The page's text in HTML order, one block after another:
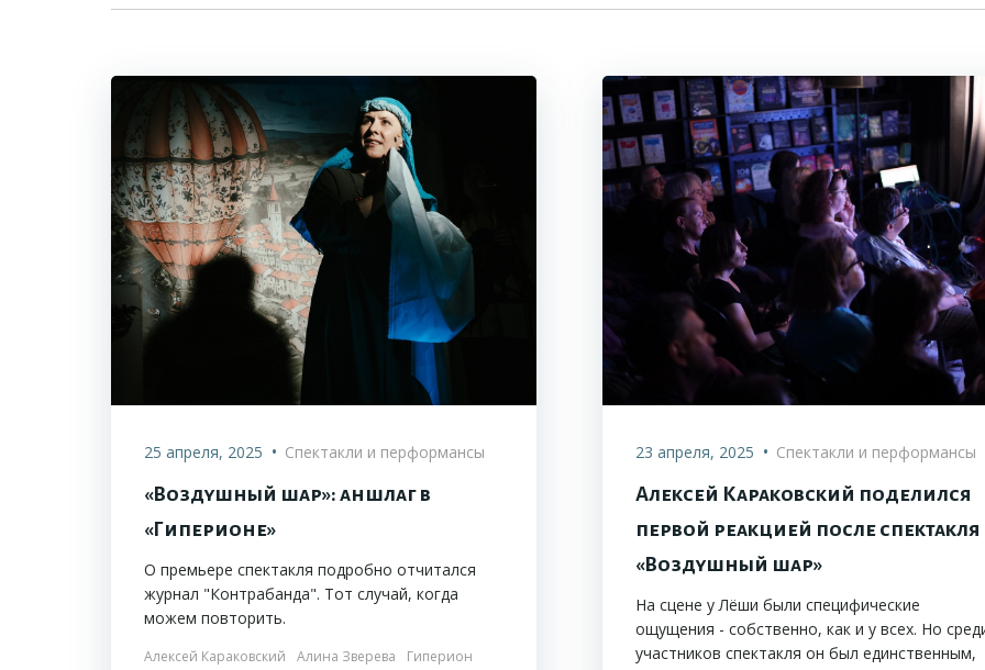
25 апреля, 2025 • Спектакли и перформансы
«Воздушный шар»: аншлаг в
«Гиперионе»
О премьере спектакля подробно отчитался
журнал "Контрабанда". Тот случай, когда
можем повторить.
Алексей Караковский Алина Зверева Гиперион
23 апреля, 2025 • Спектакли и перформансы
Алексей Караковский поделился
первой реакцией после спектакля
«Воздушный шар»
На сцене у Лёши были специфические
ощущения - собственно, как и у всех. Но
участников спектакля он был единственным,